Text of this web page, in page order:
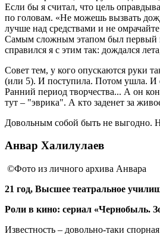
Если бы я считал, что цель
по головам. «Не можешь вызвать
лучше над средствами и не
Самым сложным этапом был первый
справился я с этим так: дождался
Совет тем, у кого опускаются руки
(или 5). И поступила. Потом ушла. И
Ранний период творчества... А он
тут – "эврика". А кто заденет за
Довольным собой быть не выгодно.
Анвар Халилулаев
©Фото из личного архива Анвара
21 год, Высшее театральное
Роли в кино: сериал «Чернобыль.
Известность – довольно-таки